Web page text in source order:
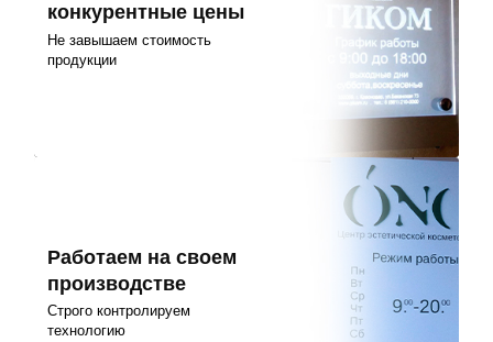
конкурентные цены
Не завышаем стоимость
продукции
Работаем на своем
производстве
Строго контролируем
технологию